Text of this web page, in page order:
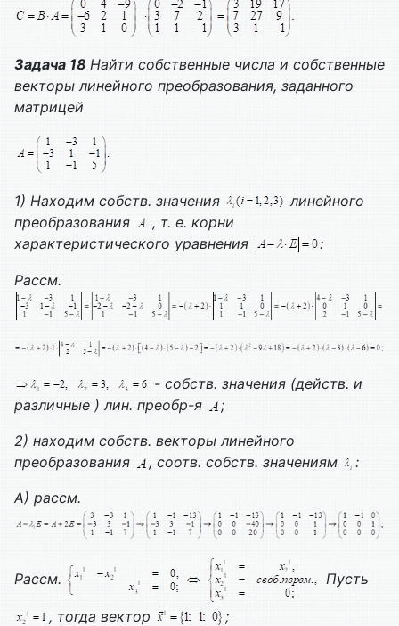
Задача 18 Найти собственные числа и собственные
векторы линейного преобразования, заданного
матрицей
1) Находим собств. значения
линейного
преобразования
, т. е. корни
характеристического уравнения
:
Рассм.
- собств. значения (действ. и
различные ) лин. преобр-я
;
2) находим собств. векторы линейного
преобразования
, соотв. собств. значениям
:
А) рассм.
Рассм. Пусть
, тогда вектор ;